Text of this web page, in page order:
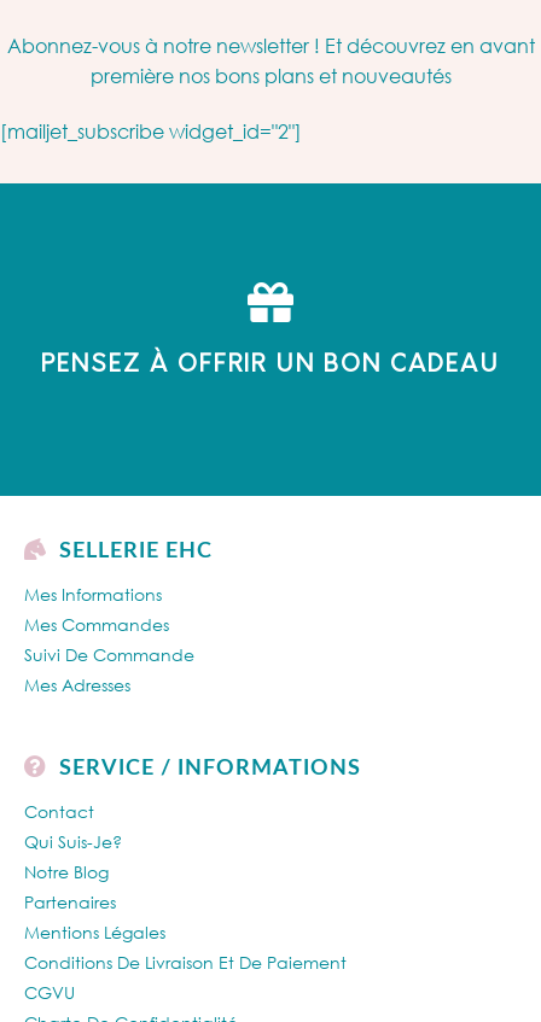
Abonnez-vous à notre newsletter ! Et découvrez en avant
première nos bons plans et nouveautés
[mailjet_subscribe widget_id="2"]
PENSEZ À OFFRIR UN BON CADEAU
SELLERIE EHC
Mes Informations
Mes Commandes
Suivi De Commande
Mes Adresses
SERVICE / INFORMATIONS
Contact
Qui Suis-Je?
Notre Blog
Partenaires
Mentions Légales
Conditions De Livraison Et De Paiement
CGVU